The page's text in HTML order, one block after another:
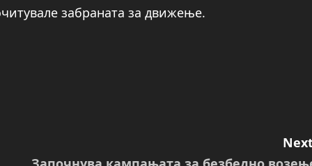
забраната за движење.